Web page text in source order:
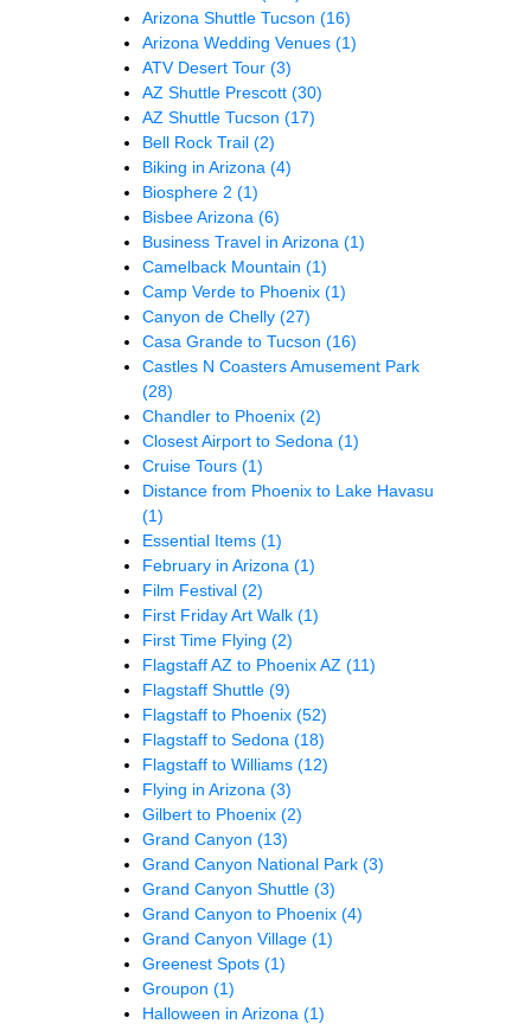
Arizona Shuttle Tucson (16)
Arizona Wedding Venues (1)
ATV Desert Tour (3)
AZ Shuttle Prescott (30)
AZ Shuttle Tucson (17)
Bell Rock Trail (2)
Biking in Arizona (4)
Biosphere 2 (1)
Bisbee Arizona (6)
Business Travel in Arizona (1)
Camelback Mountain (1)
Camp Verde to Phoenix (1)
Canyon de Chelly (27)
Casa Grande to Tucson (16)
Castles N Coasters Amusement Park
(28)
Chandler to Phoenix (2)
Closest Airport to Sedona (1)
Cruise Tours (1)
Distance from Phoenix to Lake Havasu
(1)
Essential Items (1)
February in Arizona (1)
Film Festival (2)
First Friday Art Walk (1)
First Time Flying (2)
Flagstaff AZ to Phoenix AZ (11)
Flagstaff Shuttle (9)
Flagstaff to Phoenix (52)
Flagstaff to Sedona (18)
Flagstaff to Williams (12)
Flying in Arizona (3)
Gilbert to Phoenix (2)
Grand Canyon (13)
Grand Canyon National Park (3)
Grand Canyon Shuttle (3)
Grand Canyon to Phoenix (4)
Grand Canyon Village (1)
Greenest Spots (1)
Groupon (1)
Halloween in Arizona (1)